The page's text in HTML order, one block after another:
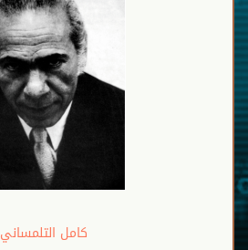
كامل التلمساني